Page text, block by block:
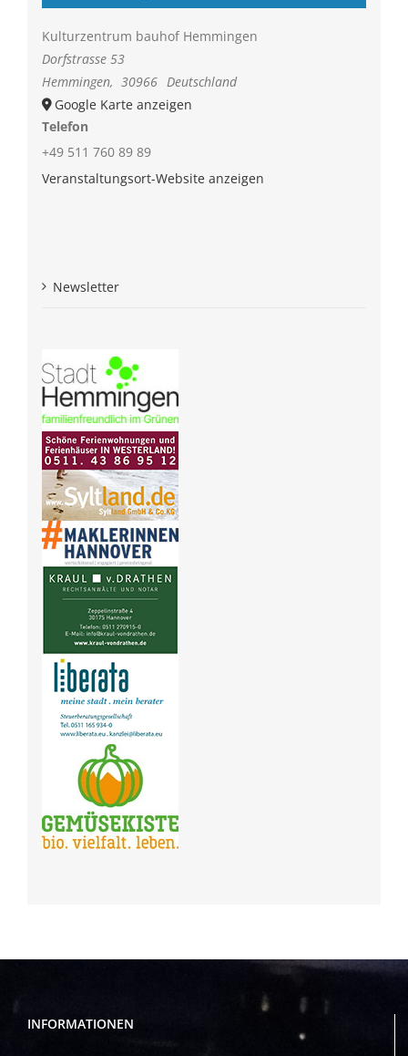
Kulturzentrum bauhof Hemmingen
Dorfstrasse 53
Hemmingen, 30966 Deutschland
Google Karte anzeigen
Telefon
+49 511 760 89 89
Veranstaltungsort-Website anzeigen
Newsletter
INFORMATIONEN